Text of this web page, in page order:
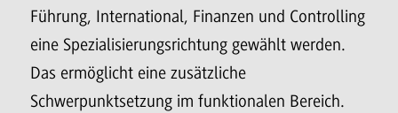
Führung, International, Finanzen und Controlling
eine Spezialisierungsrichtung gewählt werden.
Das ermöglicht eine zusätzliche
Schwerpunktsetzung im funktionalen Bereich.